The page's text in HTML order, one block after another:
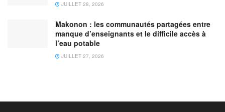
JUILLET 28, 2026
Makonon : les communautés partagées entre
manque d’enseignants et le difficile accès à
l’eau potable
JUILLET 27, 2026